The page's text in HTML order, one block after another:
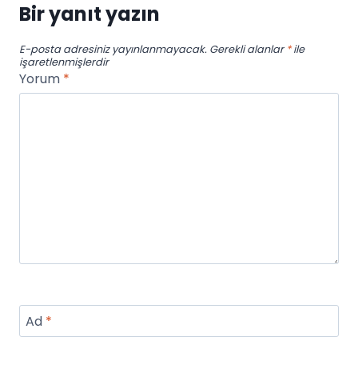
Bir yanıt yazın
E-posta adresiniz yayınlanmayacak. Gerekli alanlar *ile
işaretlenmişlerdir
Yorum *
Ad *